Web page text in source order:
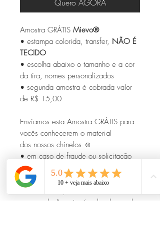
Quero AGORA
Amostra GRÁTIS Mievo®
• estampa colorida, transfer, NÃO É
TECIDO
• escolha abaixo o tamanho e a cor
da tira, nomes personalizados
• segunda amostra é cobrada valor
de R$ 15,00
Enviamos esta Amostra GRÁTIS para
vocês conhecerem o material
dos nossos chinelos ☺
• em caso de fraude ou solicitação
de amostra duvidosa, nos damos o
direito de cancelar o pedido
• enviamos apenas 1 Amostra Grátis,
a segunda Amostra é cobrada o valor